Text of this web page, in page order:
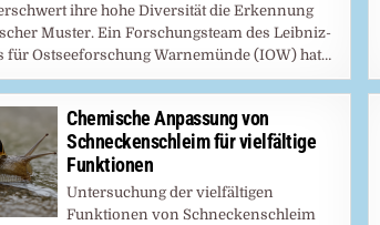
ihre hohe Diversität die Erkennung
Muster. Ein Forschungsteam des Leibniz-
für Ostseeforschung Warnemünde (IOW) hat…
Chemische Anpassung von
Schneckenschleim für vielfältige
Funktionen
Untersuchung der vielfältigen
Funktionen von Schneckenschleim